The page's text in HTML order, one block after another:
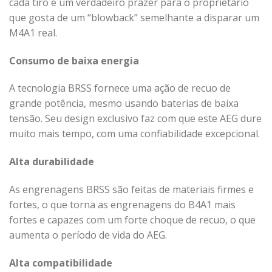
que gosta de um “blowback” semelhante a disparar um
M4A1 real.
Consumo de baixa energia
A tecnologia BRSS fornece uma ação de recuo de
grande potência, mesmo usando baterias de baixa
tensão. Seu design exclusivo faz com que este AEG dure
muito mais tempo, com uma confiabilidade excepcional.
Alta durabilidade
As engrenagens BRSS são feitas de materiais firmes e
fortes, o que torna as engrenagens do B4A1 mais
fortes e capazes com um forte choque de recuo, o que
aumenta o período de vida do AEG.
Alta compatibilidade